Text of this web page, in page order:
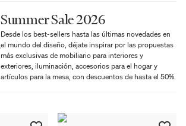
Summer Sale 2026
Desde los best-sellers hasta las últimas novedades en
el mundo del diseño, déjate inspirar por las propuestas
más exclusivas de mobiliario para interiores y
exteriores, iluminación, accesorios para el hogar y
artículos para la mesa, con descuentos de hasta el 50%.